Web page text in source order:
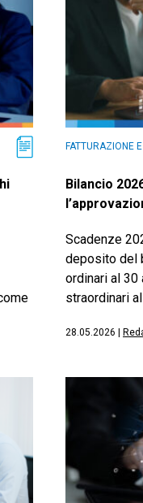
FATTURAZIONE
Bilancio
Scadenze
deposito del
ordinari al 30
straordinari
28.05.2026 |